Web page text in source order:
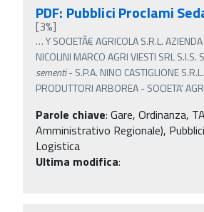
PDF: Pubblici Proclami
[3%]
…Y SOCIETÃ€ AGRICOLA S.R.L.
NICOLINI MARCO AGRI VIESTI SRL S.I.S.
sementi- S.P.A. NINO CASTIGLIONE
PRODUTTORI ARBOREA - SOCIETA'
Parole chiave: Gare, Ordinanza,
Amministrativo Regionale),
Logistica
Ultima modifica: